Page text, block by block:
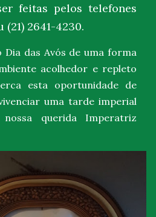
feitas pelos telefones
(21) 2641-4230.
Dia das Avós de uma forma
acolhedor e repleto
esta oportunidade de
uma tarde imperial
querida Imperatriz